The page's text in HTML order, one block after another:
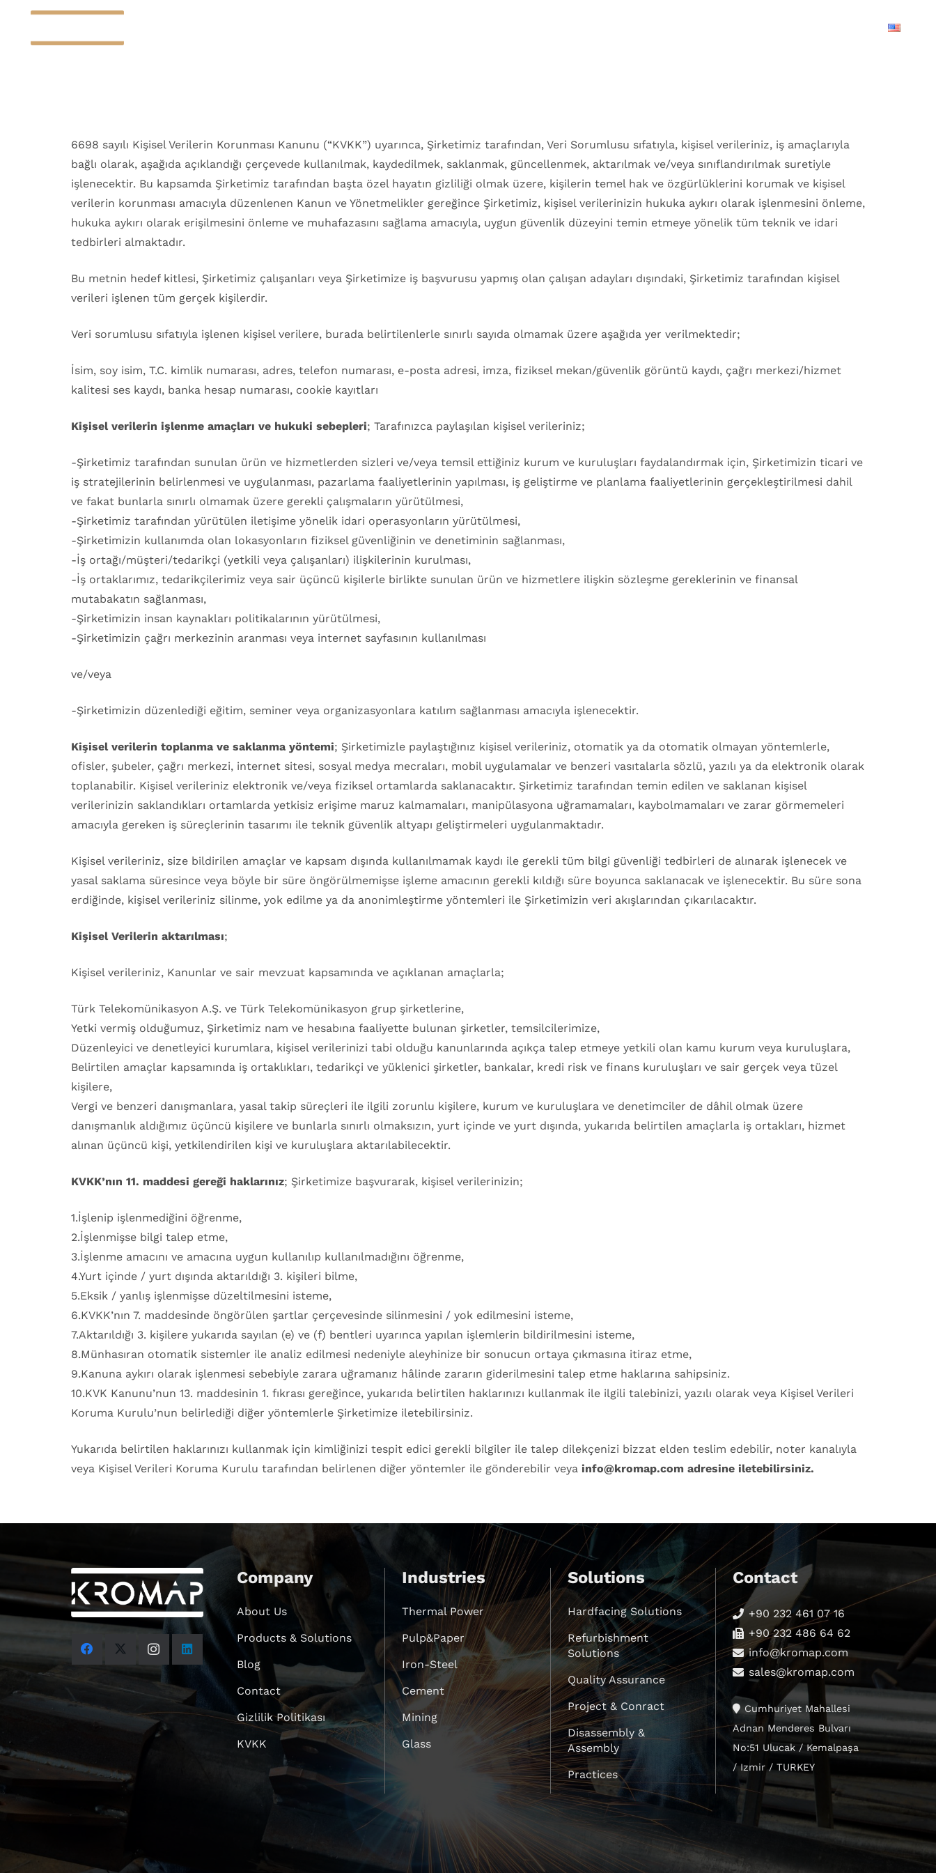
6698 sayılı Kişisel Verilerin Korunması Kanunu (“KVKK”) uyarınca, Şirketimiz tarafından, Veri Sorumlusu sıfatıyla, kişisel verileriniz, iş amaçlarıyla
bağlı olarak, aşağıda açıklandığı çerçevede kullanılmak, kaydedilmek, saklanmak, güncellenmek, aktarılmak ve/veya sınıflandırılmak suretiyle
işlenecektir. Bu kapsamda Şirketimiz tarafından başta özel hayatın gizliliği olmak üzere, kişilerin temel hak ve özgürlüklerini korumak ve kişisel
verilerin korunması amacıyla düzenlenen Kanun ve Yönetmelikler gereğince Şirketimiz, kişisel verilerinizin hukuka aykırı olarak işlenmesini önleme,
hukuka aykırı olarak erişilmesini önleme ve muhafazasını sağlama amacıyla, uygun güvenlik düzeyini temin etmeye yönelik tüm teknik ve idari
tedbirleri almaktadır.
Bu metnin hedef kitlesi, Şirketimiz çalışanları veya Şirketimize iş başvurusu yapmış olan çalışan adayları dışındaki, Şirketimiz tarafından kişisel
verileri işlenen tüm gerçek kişilerdir.
Veri sorumlusu sıfatıyla işlenen kişisel verilere, burada belirtilenlerle sınırlı sayıda olmamak üzere aşağıda yer verilmektedir;
İsim, soy isim, T.C. kimlik numarası, adres, telefon numarası, e-posta adresi, imza, fiziksel mekan/güvenlik görüntü kaydı, çağrı merkezi/hizmet
kalitesi ses kaydı, banka hesap numarası, cookie kayıtları
Kişisel verilerin işlenme amaçları ve hukuki sebepleri; Tarafınızca paylaşılan kişisel verileriniz;
-Şirketimiz tarafından sunulan ürün ve hizmetlerden sizleri ve/veya temsil ettiğiniz kurum ve kuruluşları faydalandırmak için, Şirketimizin ticari ve
iş stratejilerinin belirlenmesi ve uygulanması, pazarlama faaliyetlerinin yapılması, iş geliştirme ve planlama faaliyetlerinin gerçekleştirilmesi dahil
ve fakat bunlarla sınırlı olmamak üzere gerekli çalışmaların yürütülmesi,
-Şirketimiz tarafından yürütülen iletişime yönelik idari operasyonların yürütülmesi,
-Şirketimizin kullanımda olan lokasyonların fiziksel güvenliğinin ve denetiminin sağlanması,
-İş ortağı/müşteri/tedarikçi (yetkili veya çalışanları) ilişkilerinin kurulması,
-İş ortaklarımız, tedarikçilerimiz veya sair üçüncü kişilerle birlikte sunulan ürün ve hizmetlere ilişkin sözleşme gereklerinin ve finansal
mutabakatın sağlanması,
-Şirketimizin insan kaynakları politikalarının yürütülmesi,
-Şirketimizin çağrı merkezinin aranması veya internet sayfasının kullanılması
ve/veya
-Şirketimizin düzenlediği eğitim, seminer veya organizasyonlara katılım sağlanması amacıyla işlenecektir.
Kişisel verilerin toplanma ve saklanma yöntemi; Şirketimizle paylaştığınız kişisel verileriniz, otomatik ya da otomatik olmayan yöntemlerle,
ofisler, şubeler, çağrı merkezi, internet sitesi, sosyal medya mecraları, mobil uygulamalar ve benzeri vasıtalarla sözlü, yazılı ya da elektronik olarak
toplanabilir. Kişisel verileriniz elektronik ve/veya fiziksel ortamlarda saklanacaktır. Şirketimiz tarafından temin edilen ve saklanan kişisel
verilerinizin saklandıkları ortamlarda yetkisiz erişime maruz kalmamaları, manipülasyona uğramamaları, kaybolmamaları ve zarar görmemeleri
amacıyla gereken iş süreçlerinin tasarımı ile teknik güvenlik altyapı geliştirmeleri uygulanmaktadır.
Kişisel verileriniz, size bildirilen amaçlar ve kapsam dışında kullanılmamak kaydı ile gerekli tüm bilgi güvenliği tedbirleri de alınarak işlenecek ve
yasal saklama süresince veya böyle bir süre öngörülmemişse işleme amacının gerekli kıldığı süre boyunca saklanacak ve işlenecektir. Bu süre sona
erdiğinde, kişisel verileriniz silinme, yok edilme ya da anonimleştirme yöntemleri ile Şirketimizin veri akışlarından çıkarılacaktır.
Kişisel Verilerin aktarılması;
Kişisel verileriniz, Kanunlar ve sair mevzuat kapsamında ve açıklanan amaçlarla;
Türk Telekomünikasyon A.Ş. ve Türk Telekomünikasyon grup şirketlerine,
Yetki vermiş olduğumuz, Şirketimiz nam ve hesabına faaliyette bulunan şirketler, temsilcilerimize,
Düzenleyici ve denetleyici kurumlara, kişisel verilerinizi tabi olduğu kanunlarında açıkça talep etmeye yetkili olan kamu kurum veya kuruluşlara,
Belirtilen amaçlar kapsamında iş ortaklıkları, tedarikçi ve yüklenici şirketler, bankalar, kredi risk ve finans kuruluşları ve sair gerçek veya tüzel
kişilere,
Vergi ve benzeri danışmanlara, yasal takip süreçleri ile ilgili zorunlu kişilere, kurum ve kuruluşlara ve denetimciler de dâhil olmak üzere
danışmanlık aldığımız üçüncü kişilere ve bunlarla sınırlı olmaksızın, yurt içinde ve yurt dışında, yukarıda belirtilen amaçlarla iş ortakları, hizmet
alınan üçüncü kişi, yetkilendirilen kişi ve kuruluşlara aktarılabilecektir.
KVKK’nın 11. maddesi gereği haklarınız; Şirketimize başvurarak, kişisel verilerinizin;
1.İşlenip işlenmediğini öğrenme,
2.İşlenmişse bilgi talep etme,
3.İşlenme amacını ve amacına uygun kullanılıp kullanılmadığını öğrenme,
4.Yurt içinde / yurt dışında aktarıldığı 3. kişileri bilme,
5.Eksik / yanlış işlenmişse düzeltilmesini isteme,
6.KVKK’nın 7. maddesinde öngörülen şartlar çerçevesinde silinmesini / yok edilmesini isteme,
7.Aktarıldığı 3. kişilere yukarıda sayılan (e) ve (f) bentleri uyarınca yapılan işlemlerin bildirilmesini isteme,
8.Münhasıran otomatik sistemler ile analiz edilmesi nedeniyle aleyhinize bir sonucun ortaya çıkmasına itiraz etme,
9.Kanuna aykırı olarak işlenmesi sebebiyle zarara uğramanız hâlinde zararın giderilmesini talep etme haklarına sahipsiniz.
10.KVK Kanunu’nun 13. maddesinin 1. fıkrası gereğince, yukarıda belirtilen haklarınızı kullanmak ile ilgili talebinizi, yazılı olarak veya Kişisel Verileri
Koruma Kurulu’nun belirlediği diğer yöntemlerle Şirketimize iletebilirsiniz.
Yukarıda belirtilen haklarınızı kullanmak için kimliğinizi tespit edici gerekli bilgiler ile talep dilekçenizi bizzat elden teslim edebilir, noter kanalıyla
veya Kişisel Verileri Koruma Kurulu tarafından belirlenen diğer yöntemler ile gönderebilir veya info@kromap.com adresine iletebilirsiniz.
Company
About Us
Products & Solutions
Blog
Contact
Gizlilik Politikası
KVKK
Industries
Thermal Power
Pulp&Paper
Iron-Steel
Cement
Mining
Glass
Solutions
Hardfacing Solutions
Refurbishment
Solutions
Quality Assurance
Project & Conract
Disassembly &
Assembly
Practices
Contact
+90 232 461 07 16
+90 232 486 64 62
info@kromap.com
sales@kromap.com
Cumhuriyet Mahallesi
Adnan Menderes Bulvarı
No:51 Ulucak / Kemalpaşa
/ Izmir / TURKEY